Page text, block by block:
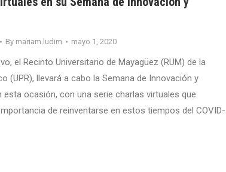
By mariam.ludim mayo 1, 2020
el Recinto Universitario de Mayagüez (RUM) de la
(UPR), llevará a cabo la Semana de Innovación y
esta ocasión, con una serie charlas virtuales que
de reinventarse en estos tiempos del COVID-